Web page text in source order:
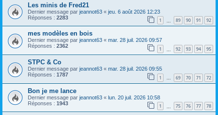
Les minis de Fred21
Dernier message par jeannot63 « jeu. 6 août 2026 12:23
Réponses : 2283 1 89 90 91 92
mes modèles en bois
Dernier message par jeannot63 « mar. 28 juil. 2026 09:57
Réponses : 2362 1 92 93 94 95
STPC & Co
Dernier message par jeannot63 « mar. 28 juil. 2026 09:55
Réponses : 1787 1 … 69 70 71 72
Bon je me lance
Dernier message par jeannot63 « lun. 20 juil. 2026 10:58
Réponses : 1943 1 75 76 77 78